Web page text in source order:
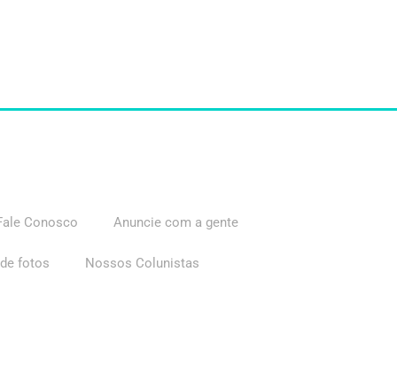
Conosco Anuncie com a gente
fotos Nossos Colunistas